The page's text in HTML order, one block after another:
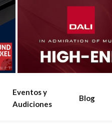
Eventos y
Audiciones
Blog